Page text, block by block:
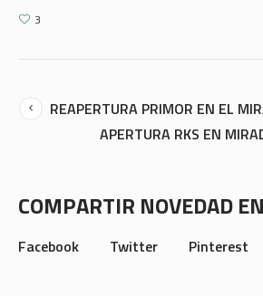
3
REAPERTURA PRIMOR EN EL
APERTURA RKS EN
COMPARTIR NOVEDAD
Facebook Twitter Pinterest